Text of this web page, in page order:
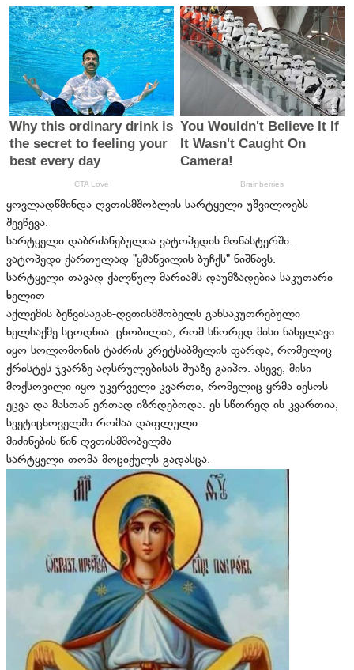
ყოვლადწმინდა ღვთისმშობლის სარტყელი უშვილოებს
შეეწევა.
სარტყელი დაბრძანებულია ვატოპედის მონასტერში.
ვატოპედი ქართულად "ყმაწვილის ბუჩქს" ნიშნავს.
სარტყელი თავად ქალწულ მარიამს დაუმზადებია საკუთარი
ხელით
აქლემის ბეწვისაგან-ღვთისმშობელს განსაკუთრებული
ხელსაქმე სცოდნია. ცნობილია, რომ სწორედ მისი ნახელავი
იყო სოლომონის ტაძრის კრეტსაბმელის ფარდა, რომელიც
ქრისტეს ჯვარზე აღსრულებისას შუაზე გაიპო. ასევე, მისი
მოქსოვილი იყო უკერველი კვართი, რომელიც ყრმა იესოს
ეცვა და მასთან ერთად იზრდებოდა. ეს სწორედ ის კვართია,
სვეტიცხოველში რომაა დაფლული.
მიძინების წინ ღვთისმშობელმა
სარტყელი თომა მოციქულს გადასცა.